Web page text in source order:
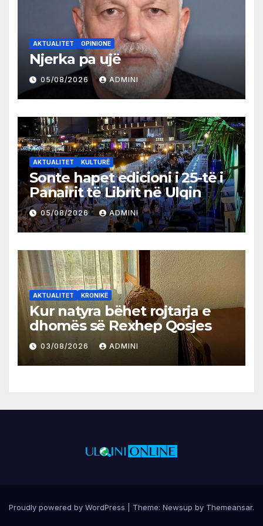
AKTUALITET OPINIONE
Njerka pa ujë
05/08/2026 ADMINI
AKTUALITET KULTURË
Sonte hapet edicioni i 25-të i
Panairit të Librit në Ulqin
05/08/2026 ADMINI
AKTUALITET KRONIKË
Kur natyra bëhet rojtarja e
dhomës së Rexhep Qosjes
03/08/2026 ADMINI
Proudly powered by WordPress Theme: Newsup by Themeansar.